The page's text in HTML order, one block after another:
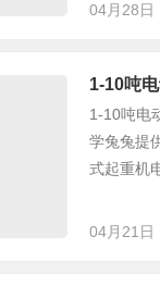
04月28日
1-10吨
1-10吨电
学兔兔提
式起重机
04月21日